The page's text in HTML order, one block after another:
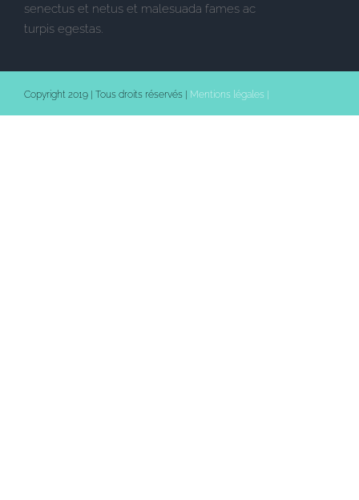
senectus et netus et malesuada fames ac
turpis egestas.
Copyright 2019 | Tous droits réservés | Mentions légales |